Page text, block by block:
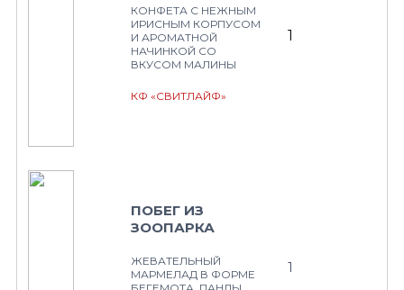
КОНФЕТА С НЕЖНЫМ
ИРИСНЫМ КОРПУСОМ
И АРОМАТНОЙ
НАЧИНКОЙ СО
ВКУСОМ МАЛИНЫ
КФ «СВИТЛАЙФ»
1
ПОБЕГ ИЗ
ЗООПАРКА
ЖЕВАТЕЛЬНЫЙ
МАРМЕЛАД В ФОРМЕ
1